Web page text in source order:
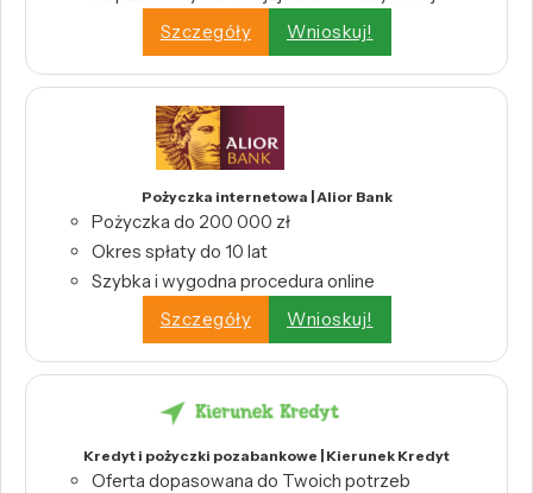
Szczegóły
Wnioskuj!
Pożyczka internetowa | Alior Bank
Pożyczka do 200 000 zł
Okres spłaty do 10 lat
Szybka i wygodna procedura online
Szczegóły
Wnioskuj!
Kredyt i pożyczki pozabankowe | Kierunek Kredyt
Oferta dopasowana do Twoich potrzeb